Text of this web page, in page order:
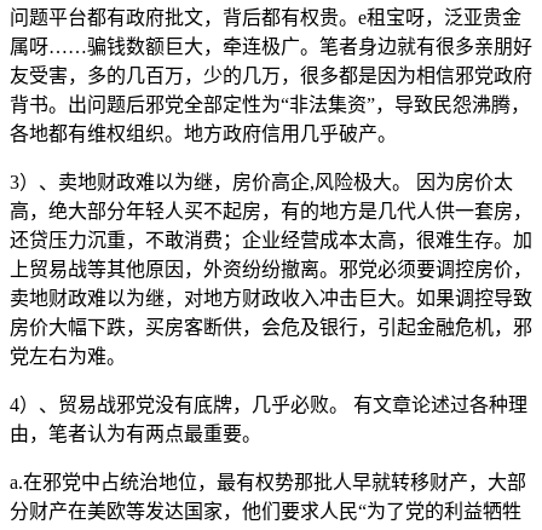
问题平台都有政府批文，背后都有权贵。e租宝呀，泛亚贵金
属呀……骗钱数额巨大，牵连极广。笔者身边就有很多亲朋好
友受害，多的几百万，少的几万，很多都是因为相信邪党政府
背书。出问题后邪党全部定性为“非法集资”，导致民怨沸腾，
各地都有维权组织。地方政府信用几乎破产。
3）、卖地财政难以为继，房价高企,风险极大。 因为房价太
高，绝大部分年轻人买不起房，有的地方是几代人供一套房，
还贷压力沉重，不敢消费；企业经营成本太高，很难生存。加
上贸易战等其他原因，外资纷纷撤离。邪党必须要调控房价，
卖地财政难以为继，对地方财政收入冲击巨大。如果调控导致
房价大幅下跌，买房客断供，会危及银行，引起金融危机，邪
党左右为难。
4）、贸易战邪党没有底牌，几乎必败。 有文章论述过各种理
由，笔者认为有两点最重要。
a.在邪党中占统治地位，最有权势那批人早就转移财产，大部
分财产在美欧等发达国家，他们要求人民“为了党的利益牺牲